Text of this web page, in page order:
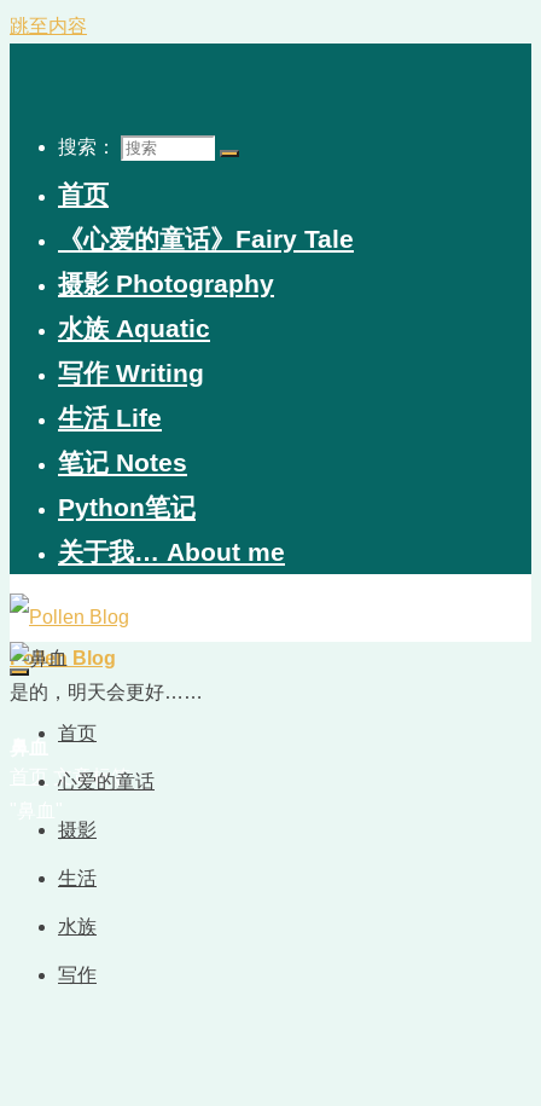
跳至内容
搜索：
首页
《心爱的童话》Fairy Tale
摄影 Photography
水族 Aquatic
写作 Writing
生活 Life
笔记 Notes
Python笔记
关于我… About me
Pollen Blog
是的，明天会更好……
首页
心爱的童话
摄影
生活
水族
写作
首页
文章标签